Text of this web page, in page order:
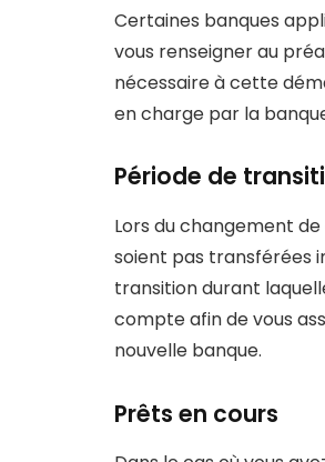
Certaines banques
vous renseigner au
nécessaire à cette
en charge par la
Période de
Lors du changement
soient pas transférées
transition durant
compte afin de vous
nouvelle banque.
Prêts en cours